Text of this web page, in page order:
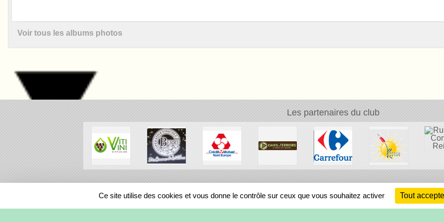
Voir tous les albums photos
Les partenaires du club
REGIONS
Ce site utilise des cookies et vous donne le contrôle sur ceux que vous souhaitez activer Tout